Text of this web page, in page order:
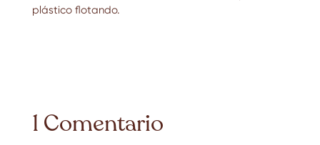
plástico flotando.
1 Comentario